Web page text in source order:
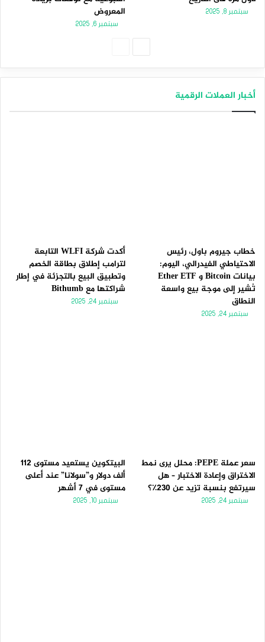
سبتمبر 8, 2025
المعروض
سبتمبر 6, 2025
أخبار العملات الرقمية
خطاب جيروم باول، رئيس
الاحتياطي الفيدرالي، اليوم:
بيانات Bitcoin و Ether ETF
تُشير إلى موجة بيع واسعة
النطاق
سبتمبر 24, 2025
أكدت شركة WLFI التابعة
لترامب إطلاق بطاقة الخصم
وتطبيق البيع بالتجزئة في إطار
شراكتها مع Bithumb
سبتمبر 24, 2025
سعر عملة PEPE: محلل يرى نمط
الاختراق وإعادة الاختبار – هل
سيرتفع بنسبة تزيد عن 230٪؟
سبتمبر 24, 2025
البيتكوين يستعيد مستوى 112
ألف دولار و”سولانا” عند أعلى
مستوى في 7 أشهر
سبتمبر 10, 2025